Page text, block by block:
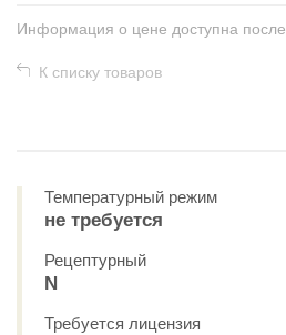
Информация о цене доступна после
К списку товаров
Температурный режим
не требуется
Рецептурный
N
Требуется лицензия